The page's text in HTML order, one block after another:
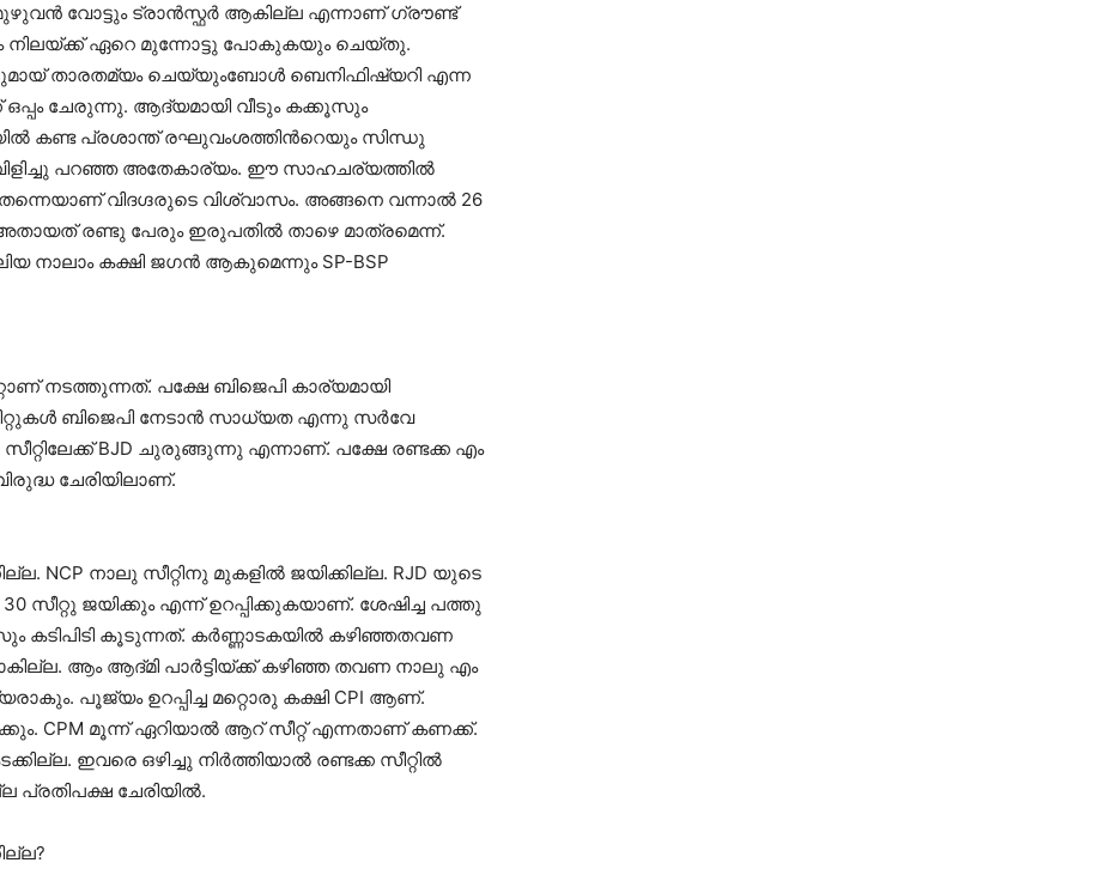
വോട്ടും ട്രാന്‍സ്ഫര്‍ ആകില്ല എന്നാണ് ഗ്രൗണ്ട്
നിലയ്ക്ക് ഏറെ മുന്നോട്ടു പോകുകയും ചെയ്തു.
താരതമ്യം ചെയ്യുംബോള്‍ ബെനിഫിഷ്യറി എന്ന
ചേരുന്നു. ആദ്യമായി വീടും കക്കൂസും
കണ്ട പ്രശാന്ത് രഘുവംശത്തിന്‍റെയും സിന്ധു
പറഞ്ഞ അതേകാര്യം. ഈ സാഹചര്യത്തില്‍
തന്നെയാണ് വിദഗ്ദരുടെ വിശ്വാസം. അങ്ങനെ വന്നാല്‍ 26
അതായത് രണ്ടു പേരും ഇരുപതില്‍ താഴെ മാത്രമെന്ന്.
കക്ഷി ജഗന്‍ ആകുമെന്നും SP-BSP
നടത്തുന്നത്. പക്ഷേ ബിജെപി കാര്യമായി
സീറ്റുകള്‍ ബിജെപി നേടാന്‍ സാധ്യത എന്നു സര്‍വേ
BJD ചുരുങ്ങുന്നു എന്നാണ്. പക്ഷേ രണ്ടക്ക എം
ചേരിയിലാണ്.
NCP നാലു സീറ്റിനു മുകളില്‍ ജയിക്കില്ല. RJD യുടെ
സീറ്റു ജയിക്കും എന്ന് ഉറപ്പിക്കുകയാണ്. ശേഷിച്ച പത്തു
കടിപിടി കൂടുന്നത്. കര്‍ണ്ണാടകയില്‍ കഴിഞ്ഞതവണ
ആം ആദ്മി പാര്‍ട്ടിയ്ക്ക് കഴിഞ്ഞ തവണ നാലു എം
പൂജ്യം ഉറപ്പിച്ച മറ്റൊരു കക്ഷി CPI ആണ്.
CPM മൂന്ന് ഏറിയാല്‍ ആറ് സീറ്റ് എന്നതാണ് കണക്ക്.
ഇവരെ ഒഴിച്ചു നിര്‍ത്തിയാല്‍ രണ്ടക്ക സീറ്റില്‍
പ്രതിപക്ഷ ചേരിയില്‍.